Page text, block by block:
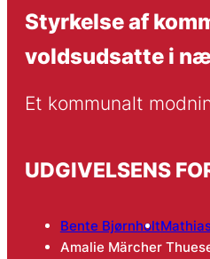
Styrkelse af
voldsudsatte i
Et kommunalt
UDGIVELSENS
Bente Bjørnholt
Amalie Märcher